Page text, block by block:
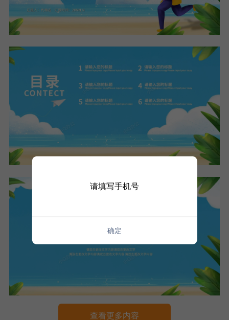
查看更多内容
请填写手机号
确定